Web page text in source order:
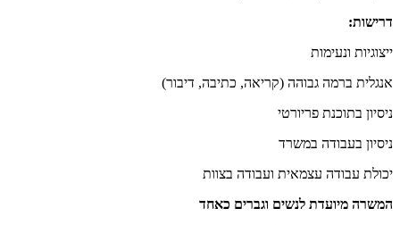
דרישות:
ייצוגיות ונעימות
אנגלית ברמה גבוהה (קריאה, כתיבה, דיבור)
ניסיון בתוכנת פריורטי
ניסיון בעבודה במשרד
יכולת עבודה עצמאית ועבודה בצוות
המשרה מיועדת לנשים וגברים כאחד